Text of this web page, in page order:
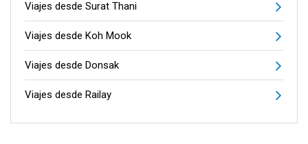
Viajes desde Surat Thani
Viajes desde Koh Mook
Viajes desde Donsak
Viajes desde Railay